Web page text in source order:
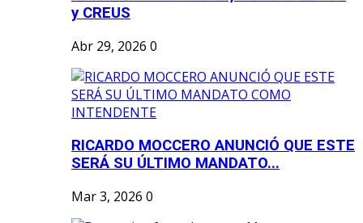
y CREUS
Abr 29, 2026 0
RICARDO MOCCERO ANUNCIÓ QUE ESTE
SERÁ SU ÚLTIMO MANDATO...
Mar 3, 2026 0